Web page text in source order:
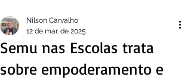
Semu nas Escolas trata
sobre empoderamento e
Nilson Carvalho
12 de mar. de 2025